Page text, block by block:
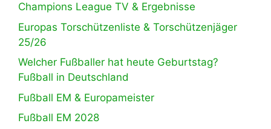
Champions League TV & Ergebnisse
Europas Torschützenliste & Torschützenjäger
25/26
Welcher Fußballer hat heute Geburtstag?
Fußball in Deutschland
Fußball EM & Europameister
Fußball EM 2028